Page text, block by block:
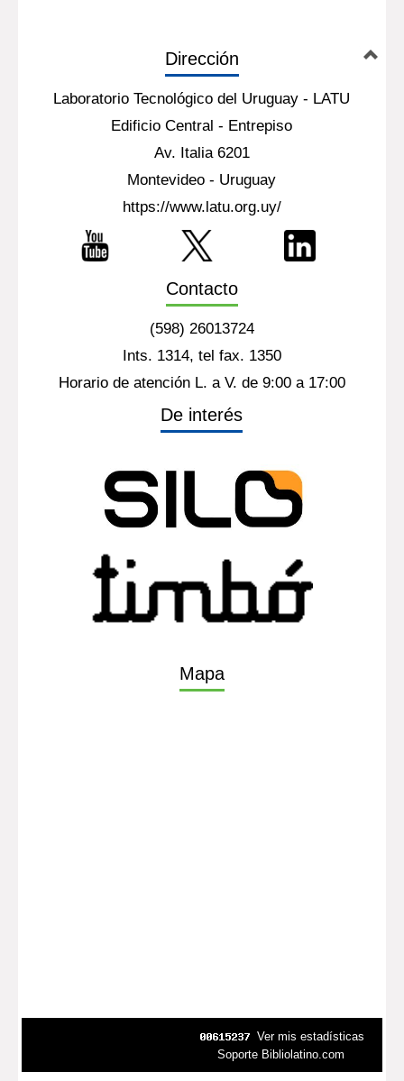
Dirección
Laboratorio Tecnológico del Uruguay - LATU
Edificio Central - Entrepiso
Av. Italia 6201
Montevideo - Uruguay
https://www.latu.org.uy/
Contacto
(598) 26013724
Ints. 1314, tel fax. 1350
Horario de atención L. a V. de 9:00 a 17:00
De interés
Mapa
Ver mis estadísticas
Soporte Bibliolatino.com